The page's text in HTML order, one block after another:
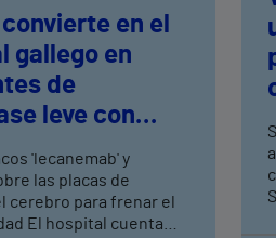
en el
gallego en
de
leve con
'lecanemab' y
las placas de
cerebro para frenar el